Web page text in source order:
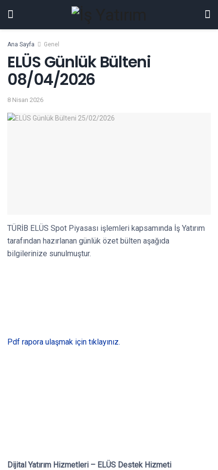
Ana Sayfa Genel
ELÜS Günlük Bülteni
08/04/2026
8 Nisan 2026
TÜRİB ELÜS Spot Piyasası işlemleri kapsamında İş Yatırım
tarafından hazırlanan günlük özet bülten aşağıda
bilgilerinize sunulmuştur.
Pdf rapora ulaşmak için tıklayınız.
Dijital Yatırım Hizmetleri – ELÜS Destek Hizmeti